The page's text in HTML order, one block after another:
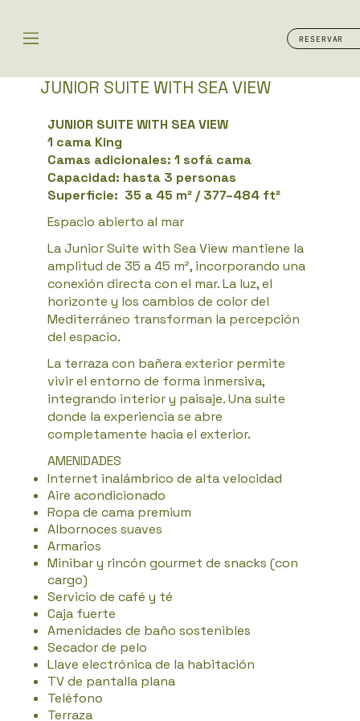
RESERVAR
JUNIOR SUITE WITH SEA VIEW​
JUNIOR SUITE WITH SEA VIEW
1 cama King
Camas adicionales: 1 sofá cama
Capacidad: hasta 3 personas
Superficie: 35 a 45 m² / 377–484 ft²
Espacio abierto al mar
La Junior Suite with Sea View mantiene la
amplitud de 35 a 45 m², incorporando una
conexión directa con el mar. La luz, el
horizonte y los cambios de color del
Mediterráneo transforman la percepción
del espacio.
La terraza con bañera exterior permite
vivir el entorno de forma inmersiva,
integrando interior y paisaje. Una suite
donde la experiencia se abre
completamente hacia el exterior.
AMENIDADES
Internet inalámbrico de alta velocidad
Aire acondicionado
Ropa de cama premium
Albornoces suaves
Armarios
Minibar y rincón gourmet de snacks (con
cargo)
Servicio de café y té
Caja fuerte
Amenidades de baño sostenibles
Secador de pelo
Llave electrónica de la habitación
TV de pantalla plana
Teléfono
Terraza